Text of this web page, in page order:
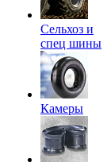
Сельхоз и
спец шины
Камеры